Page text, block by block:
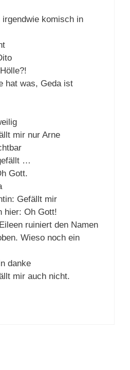
komisch in
hat was, Geda ist
mir nur Arne
…
Gott.
Gefällt mir
hier: Oh Gott!
ruiniert den Namen
Wieso noch ein
danke
mir auch nicht.